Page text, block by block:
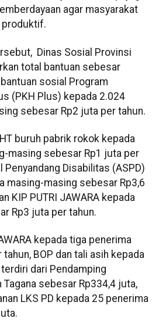
agar masyarakat
produktif.
Dinas Sosial Provinsi
total bantuan sebesar
sosial Program
(PKH Plus) kepada 2.024
sebesar Rp2 juta per tahun.
buruh pabrik rokok kepada
masing sebesar Rp1 juta per
Penyandang Disabilitas (ASPD)
masing-masing sebesar Rp3,6
KIP PUTRI JAWARA kepada
Rp3 juta per tahun.
kepada tiga penerima
BOP dan tali asih kepada
dari Pendamping
Tagana sebesar Rp334,4 juta,
LKS PD kepada 25 penerima